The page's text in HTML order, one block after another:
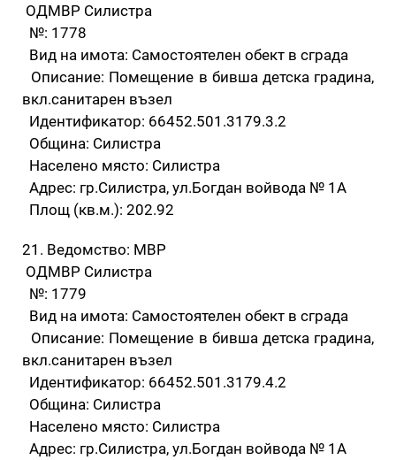
ОДМВР Силистра
№: 1778
Вид на имота: Самостоятелен обект в сграда
Описание: Помещение в бивша детска градина,
вкл.санитарен възел
Идентификатор: 66452.501.3179.3.2
Община: Силистра
Населено място: Силистра
Адрес: гр.Силистра, ул.Богдан войвода № 1А
Площ (кв.м.): 202.92
21. Ведомство: МВР
ОДМВР Силистра
№: 1779
Вид на имота: Самостоятелен обект в сграда
Описание: Помещение в бивша детска градина,
вкл.санитарен възел
Идентификатор: 66452.501.3179.4.2
Община: Силистра
Населено място: Силистра
Адрес: гр.Силистра, ул.Богдан войвода № 1А